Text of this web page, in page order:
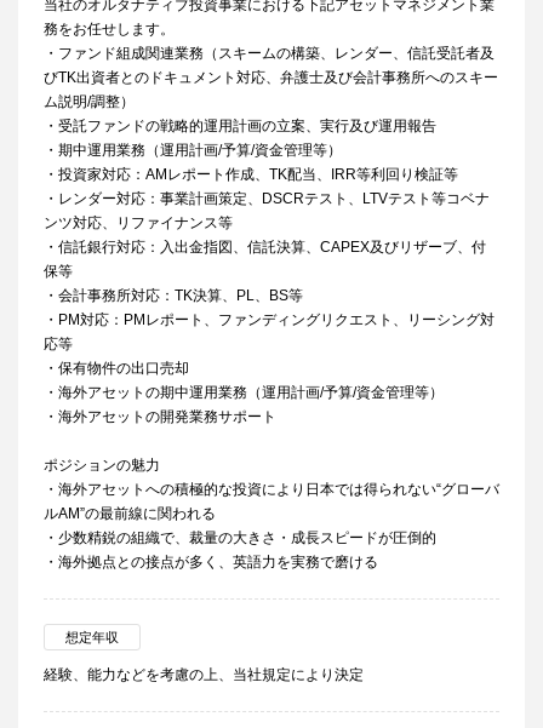
当社のオルタナティブ投資事業における下記アセットマネジメント業
務をお任せします。
・ファンド組成関連業務（スキームの構築、レンダー、信託受託者及
びTK出資者とのドキュメント対応、弁護士及び会計事務所へのスキー
ム説明/調整）
・受託ファンドの戦略的運用計画の立案、実行及び運用報告
・期中運用業務（運用計画/予算/資金管理等）
・投資家対応：AMレポート作成、TK配当、IRR等利回り検証等
・レンダー対応：事業計画策定、DSCRテスト、LTVテスト等コベナ
ンツ対応、リファイナンス等
・信託銀行対応：入出金指図、信託決算、CAPEX及びリザーブ、付
保等
・会計事務所対応：TK決算、PL、BS等
・PM対応：PMレポート、ファンディングリクエスト、リーシング対
応等
・保有物件の出口売却
・海外アセットの期中運用業務（運用計画/予算/資金管理等）
・海外アセットの開発業務サポート
ポジションの魅力
・海外アセットへの積極的な投資により日本では得られない“グローバ
ルAM”の最前線に関われる
・少数精鋭の組織で、裁量の大きさ・成長スピードが圧倒的
・海外拠点との接点が多く、英語力を実務で磨ける
想定年収
経験、能力などを考慮の上、当社規定により決定